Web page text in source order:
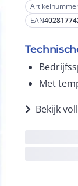
EAN
Met
Bekijk